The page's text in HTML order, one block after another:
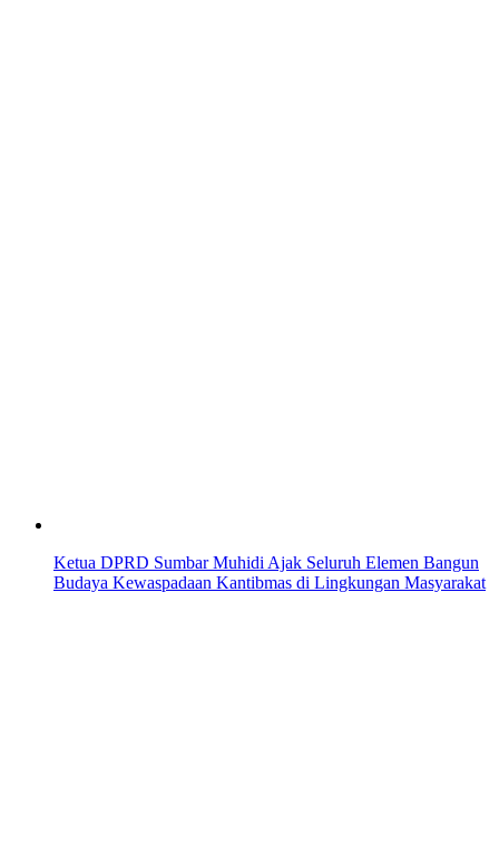
Ketua DPRD Sumbar Muhidi Ajak Seluruh Elemen Bangun
Budaya Kewaspadaan Kantibmas di Lingkungan Masyarakat